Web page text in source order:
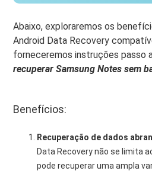
Abaixo, exploraremos os
Android Data Recovery
forneceremos instruções passo
recuperar Samsung Notes sem
Benefícios:
Recuperação de dados
Data Recovery não se limita
pode recuperar uma ampla